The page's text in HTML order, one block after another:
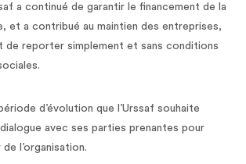
a continué de garantir le financement de la
et a contribué au maintien des entreprises,
de reporter simplement et sans conditions
d’évolution que l’Urssaf souhaite
avec ses parties prenantes pour
l’organisation.